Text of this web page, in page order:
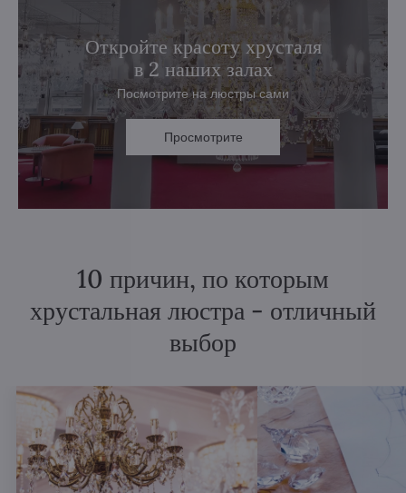
Откройте красоту хрусталя
в 2 наших залах
Посмотрите на люстры сами
Просмотрите
10 причин, по которым
хрустальная люстра - отличный
выбор